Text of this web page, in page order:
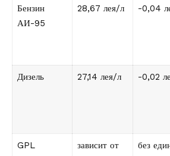
Бензин
АИ-95
28,67 лея/л -0,04
Дизель 27,14 лея/л -0,02
GPL
зависит от
без